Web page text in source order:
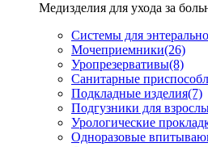
Медизделия для ухода за
Системы для
Мочеприемники(26)
Уропрезервативы(8)
Санитарные
Подкладные изделия(7)
Подгузники для
Урологические
Одноразовые